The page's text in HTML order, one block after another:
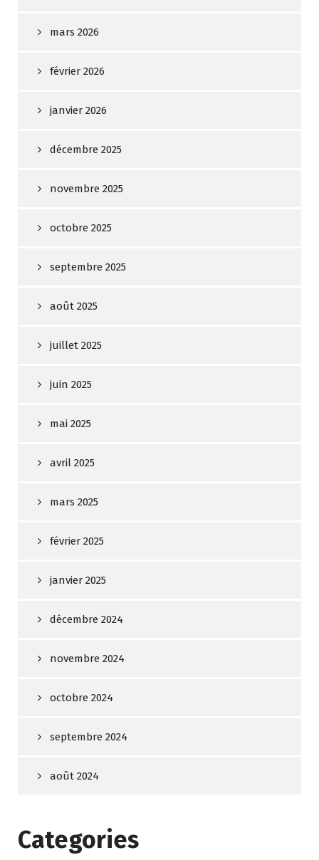
mars 2026
février 2026
janvier 2026
décembre 2025
novembre 2025
octobre 2025
septembre 2025
août 2025
juillet 2025
juin 2025
mai 2025
avril 2025
mars 2025
février 2025
janvier 2025
décembre 2024
novembre 2024
octobre 2024
septembre 2024
août 2024
Categories